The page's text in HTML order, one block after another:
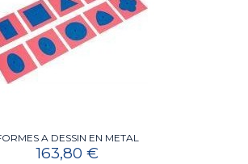
A DESSIN EN METAL
163,80 €